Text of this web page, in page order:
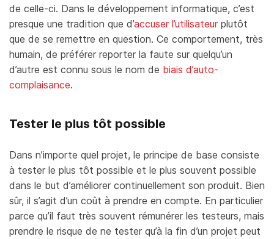
de celle-ci. Dans le développement informatique, c’est
presque une tradition que d’accuser l’utilisateurplutôt
que de se remettre en question. Ce comportement, très
humain, de préférer reporter la faute sur quelqu’un
d’autre est connu sous le nom de biais d’auto-
complaisance.
Tester le plus tôt possible
Dans n’importe quel projet, le principe de base consiste
à tester le plus tôt possible et le plus souvent possible
dans le but d’améliorer continuellement son produit. Bien
sûr, il s’agit d’un coût à prendre en compte. En particulier
parce qu’il faut très souvent rémunérer les testeurs, mais
prendre le risque de ne tester qu’à la fin d’un projet peut